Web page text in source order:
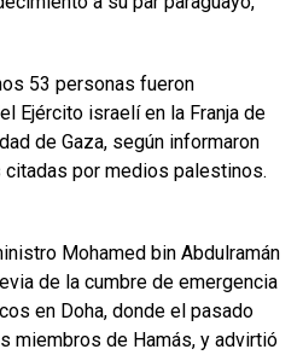
53 personas fueron
Ejército israelí en la Franja de
de Gaza, según informaron
por medios palestinos.
Mohamed bin Abdulramán
de la cumbre de emergencia
en Doha, donde el pasado
miembros de Hamás, y advirtió